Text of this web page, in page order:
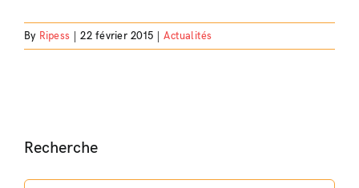
By Ripess 22 février 2015 Actualités
Recherche